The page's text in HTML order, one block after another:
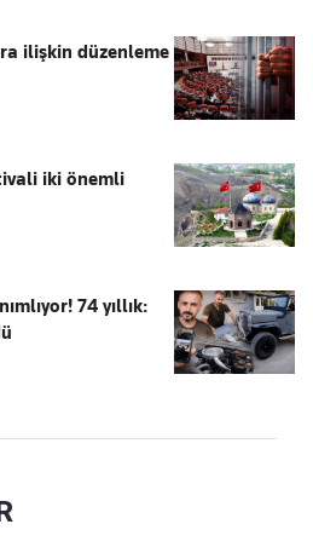
ilişkin düzenleme
iki önemli
74 yıllık: